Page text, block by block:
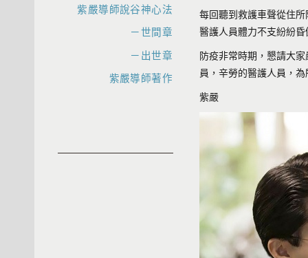
每回聽到救護車聲從住
醫護人員體力不支紛紛
防疫非常時期，懇請大
員，辛勞的醫護人員，
紫嚴
紫嚴導師說谷神心法
－世間章
－出世章
紫嚴導師著作